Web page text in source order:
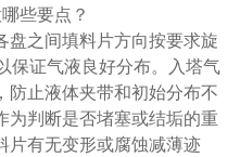
些要点？
盘之间填料片方向按要求旋
保证气液良好分布。入塔气
防止液体夹带和初始分布不
为判断是否堵塞或结垢的重
片有无变形或腐蚀减薄迹